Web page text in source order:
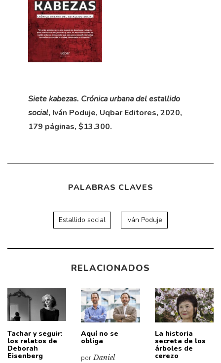
Siete kabezas. Crónica urbana del estallido
social, Iván Poduje, Uqbar Editores, 2020,
179 páginas, $13.300.
PALABRAS CLAVES
Estallido social Iván Poduje
RELACIONADOS
Tachar y seguir:
los relatos de
Deborah
Eisenberg
Aquí no se
obliga
porDaniel
La historia
secreta de los
árboles de
cerezo